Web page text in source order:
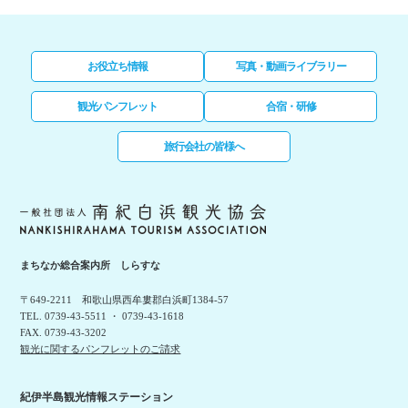
お役立ち情報 写真・動画ライブラリー
観光パンフレット 合宿・研修
旅行会社の皆様へ
まちなか総合案内所 しらすな
〒649-2211 和歌山県西牟婁郡白浜町1384-57
TEL. 0739-43-5511 ・ 0739-43-1618
FAX. 0739-43-3202
観光に関するパンフレットのご請求
紀伊半島観光情報ステーション